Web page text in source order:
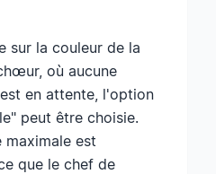
sur la couleur de la
où aucune
en attente, l'option
peut être choisie.
maximale est
que le chef de